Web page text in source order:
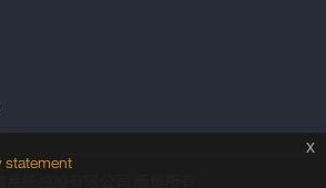
statement
x